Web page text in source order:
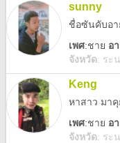
sunny
เพศ:ชาย อ
จังหวัด: ระ
Keng
หาสาว มาคุ
เพศ:ชาย อ
จังหวัด: ระ